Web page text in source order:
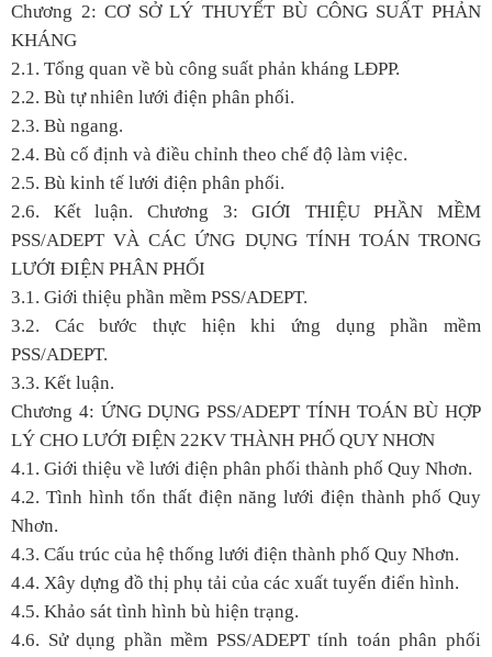
Chương 2: CƠ SỞ LÝ THUYẾT BÙ CÔNG SUẤT PHẢN
KHÁNG
2.1. Tổng quan về bù công suất phản kháng LĐPP.
2.2. Bù tự nhiên lưới điện phân phối.
2.3. Bù ngang.
2.4. Bù cố định và điều chỉnh theo chế độ làm việc.
2.5. Bù kinh tế lưới điện phân phối.
2.6. Kết luận. Chương 3: GIỚI THIỆU PHẦN MỀM
PSS/ADEPT VÀ CÁC ỨNG DỤNG TÍNH TOÁN TRONG
LƯỚI ĐIỆN PHÂN PHỐI
3.1. Giới thiệu phần mềm PSS/ADEPT.
3.2. Các bước thực hiện khi ứng dụng phần mềm
PSS/ADEPT.
3.3. Kết luận.
Chương 4: ỨNG DỤNG PSS/ADEPT TÍNH TOÁN BÙ HỢP
LÝ CHO LƯỚI ĐIỆN 22KV THÀNH PHỐ QUY NHƠN
4.1. Giới thiệu về lưới điện phân phối thành phố Quy Nhơn.
4.2. Tình hình tổn thất điện năng lưới điện thành phố Quy
Nhơn.
4.3. Cấu trúc của hệ thống lưới điện thành phố Quy Nhơn.
4.4. Xây dựng đồ thị phụ tải của các xuất tuyến điển hình.
4.5. Khảo sát tình hình bù hiện trạng.
4.6. Sử dụng phần mềm PSS/ADEPT tính toán phân phối